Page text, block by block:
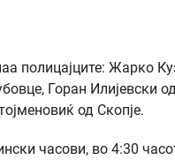
полицајците: Жарко
Горан Илијевски
од Скопје.
часови, во 4:30